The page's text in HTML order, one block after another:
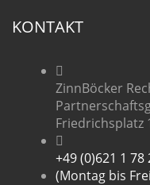
KONTAKT
ZinnBöcker
Friedrichsplatz
+49 (0)621 1 78
(Montag bis